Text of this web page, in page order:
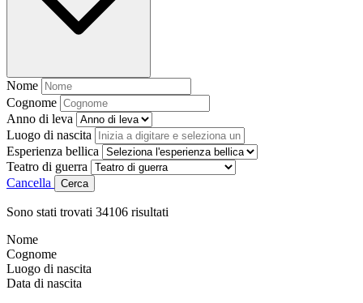
Nome
Cognome
Anno di leva
Luogo di nascita
Esperienza bellica
Teatro di guerra
Cancella
Cerca
Sono stati trovati 34106 risultati
Nome
Cognome
Luogo di nascita
Data di nascita